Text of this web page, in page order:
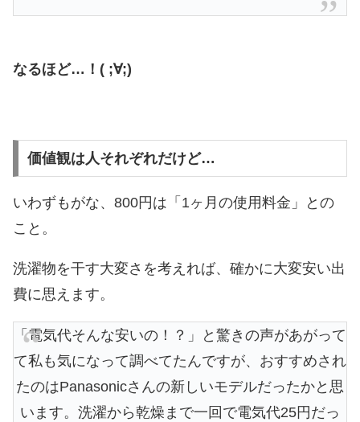
なるほど…！( ;∀;)
価値観は人それぞれだけど…
いわずもがな、800円は「1ヶ月の使用料金」との
こと。
洗濯物を干す大変さを考えれば、確かに大変安い出
費に思えます。
「電気代そんな安いの！？」と驚きの声があがって
て私も気になって調べてたんですが、おすすめされ
たのはPanasonicさんの新しいモデルだったかと思
います。洗濯から乾燥まで一回で電気代25円だっ